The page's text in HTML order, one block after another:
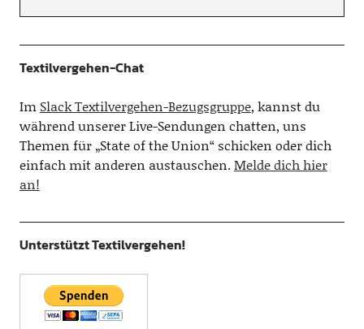
Textilvergehen-Chat
Im Slack Textilvergehen-Bezugsgruppe, kannst du
während unserer Live-Sendungen chatten, uns
Themen für „State of the Union“ schicken oder dich
einfach mit anderen austauschen.Melde dich hier
an!
Unterstützt Textilvergehen!